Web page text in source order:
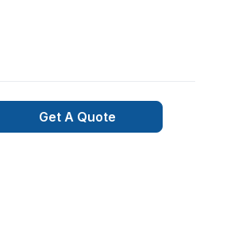
Get A Quote